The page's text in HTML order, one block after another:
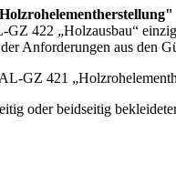
422 „Holzausbau“
Anforderungen aus den
GZ 421
oder beidseitig